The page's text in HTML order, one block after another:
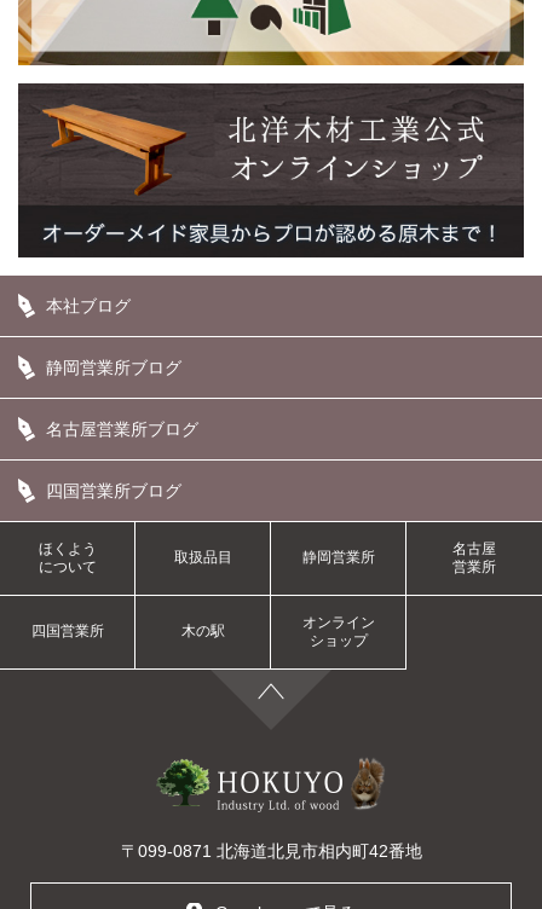
本社ブログ
静岡営業所ブログ
名古屋営業所ブログ
四国営業所ブログ
ほくよう
について
取扱品目 静岡営業所
名古屋
営業所
四国営業所 木の駅
オンライン
ショップ
〒099-0871 北海道北見市相内町42番地